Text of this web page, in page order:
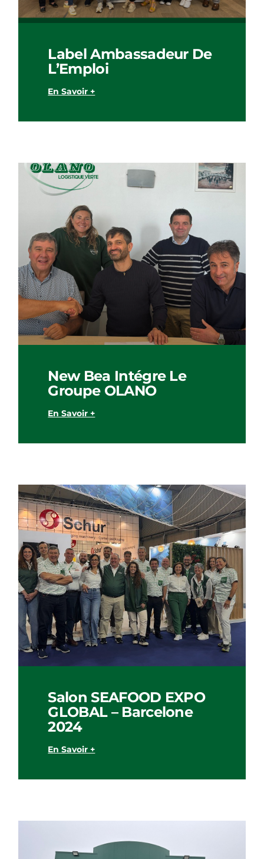
Label Ambassadeur De
L’Emploi
En Savoir +
New Bea Intégre Le
Groupe OLANO
En Savoir +
Salon SEAFOOD EXPO
GLOBAL – Barcelone
2024
En Savoir +